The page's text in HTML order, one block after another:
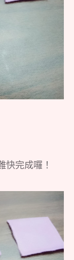
快完成囉！